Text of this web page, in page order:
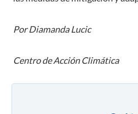
Por Diamanda Lucic
Centro de Acción Climática